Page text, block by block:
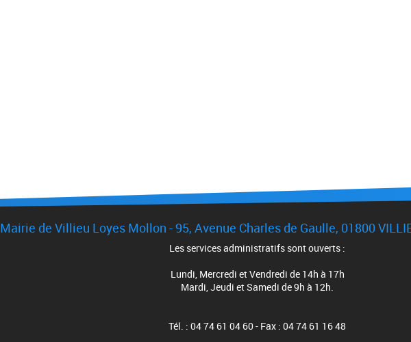
Mairie de Villieu Loyes Mollon - 95, Avenue Charles de Gaulle, 01800
Les services administratifs sont ouverts :
Lundi, Mercredi et Vendredi de 14h à 17h
Mardi, Jeudi et Samedi de 9h à 12h.
Tél. : 04 74 61 04 60 - Fax : 04 74 61 16 48